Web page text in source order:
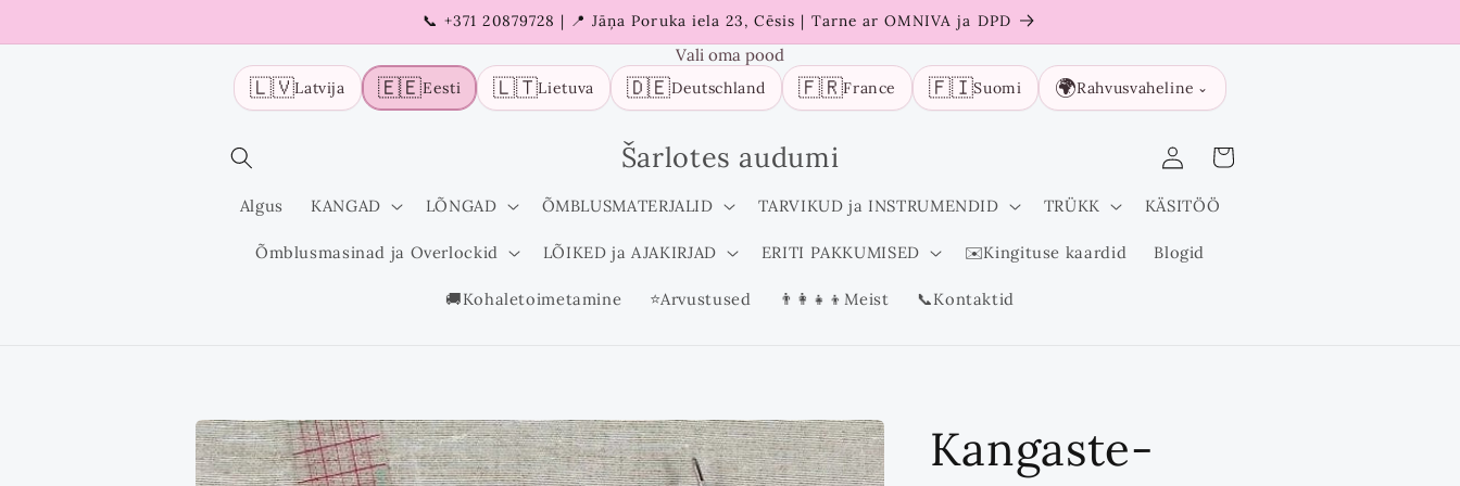
juurde
📞 +371 20879728 | 📍 Jāņa Poruka iela 23, Cēsis | Tarne ar OMNIVA ja DPD
Vali oma pood
🇱🇻Latvija 🇪🇪Eesti 🇱🇹Lietuva 🇩🇪Deutschland 🇫🇷France 🇫🇮Suomi 🌍Rahvusvaheline ⌄
Šarlotes audumi
Algus KANGAD LÕNGAD ÕMBLUSMATERJALID TARVIKUD ja INSTRUMENDID TRÜKK KÄSITÖÖ
Õmblusmasinad ja Overlockid LÕIKED ja AJAKIRJAD ERITI PAKKUMISED ✉️Kingituse kaardid Blogid
🚚Kohaletoimetamine ⭐Arvustused 👨‍👩‍👧‍👦Meist 📞Kontaktid
Logi
sisse
Ostukorv
Liigu
tooteinfo
juurde
Kangaste-